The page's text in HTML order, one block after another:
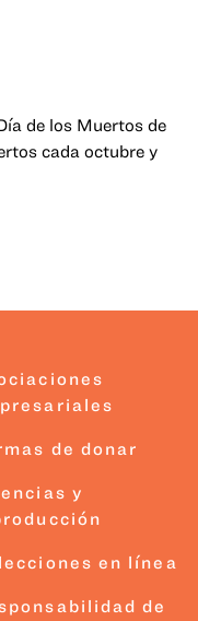
de los Muertos de
cada octubre y
de donar
y
en línea
de